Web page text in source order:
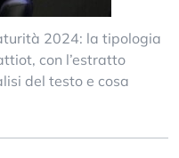
2024: la tipologia
con l’estratto
del testo e cosa